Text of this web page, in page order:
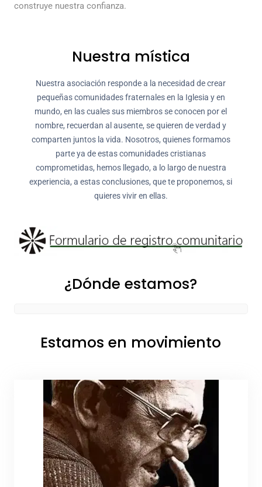
construye nuestra confianza.
Nuestra mística
Nuestra asociación responde a la necesidad de crear
pequeñas comunidades fraternales en la Iglesia y en
mundo, en las cuales sus miembros se conocen por el
nombre, recuerdan al ausente, se quieren de verdad y
comparten juntos la vida. Nosotros, quienes formamos
parte ya de estas comunidades cristianas
comprometidas, hemos llegado, a lo largo de nuestra
experiencia, a estas conclusiones, que te proponemos, si
quieres vivir en ellas.
¿Dónde estamos?
Estamos en movimiento